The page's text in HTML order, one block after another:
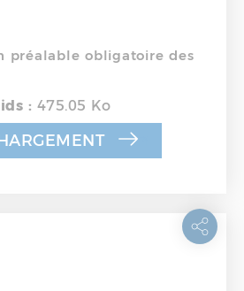
préalable obligatoire des
: 475.05 Ko